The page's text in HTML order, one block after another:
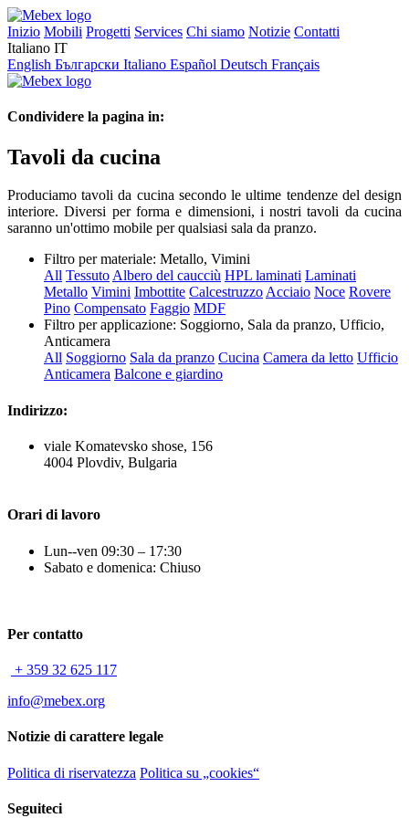
Inizio Mobili Progetti Services Chi siamo Notizie Contatti
Italiano IT
English Български Italiano Español Deutsch Français
Condividere la pagina in:
Tavoli da cucina
Produciamo tavoli da cucina secondo le ultime tendenze del design
interiore. Diversi per forma e dimensioni, i nostri tavoli da cucina
saranno un'ottimo mobile per qualsiasi sala da pranzo.
Filtro per materiale: Metallo, Vimini
All TessutoAlbero del caucciù HPL laminati Laminati
Metallo Vimini Imbottite CalcestruzzoAcciaio Noce Rovere
Pino Compensato Faggio MDF
Filtro per applicazione: Soggiorno, Sala da pranzo, Ufficio,
Anticamera
All Soggiorno Sala da pranzo Cucina Camera da letto Ufficio
Anticamera Balcone e giardino
Indirizzo:
viale Komatevsko shose, 156
4004 Plovdiv, Bulgaria
Orari di lavoro
Lun--ven 09:30 – 17:30
Sabato e domenica: Chiuso
Per contatto
+ 359 32 625 117
info@mebex.org
Notizie di carattere legale
Politica di riservatezza Politica su „cookies“
Seguiteci